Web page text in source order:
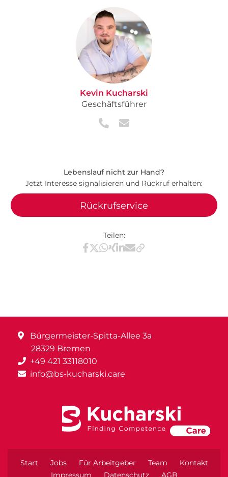
Kevin Kucharski
Geschäftsführer
Lebenslauf nicht zur Hand?
Jetzt Interesse signalisieren und Rückruf erhalten:
Rückrufservice
Teilen:
Teilen via Facebook
Teilen via X / Twitter
Teilen via WhatsApp
Teilen via Xing
Teilen via LinkedIn
Teilen via E-Mail
Bürgermeister-Spitta-Allee 3a
28329 Bremen
+49 421 33118010
info@bs-kucharski.care
Start Jobs Für Arbeitgeber Team
Kontakt
Impressum
Datenschutz AGB